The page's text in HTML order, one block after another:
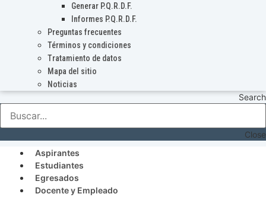
Generar P.Q.R.D.F.
Informes P.Q.R.D.F.
Preguntas frecuentes
Términos y condiciones
Tratamiento de datos
Mapa del sitio
Noticias
Search
Close
Aspirantes
Estudiantes
Egresados
Docente y Empleado